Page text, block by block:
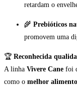
retardam o
🌾 Prebióticos
promovem uma
🏆 Reconhecida
A linha Vivere Cane foi
como o melhor